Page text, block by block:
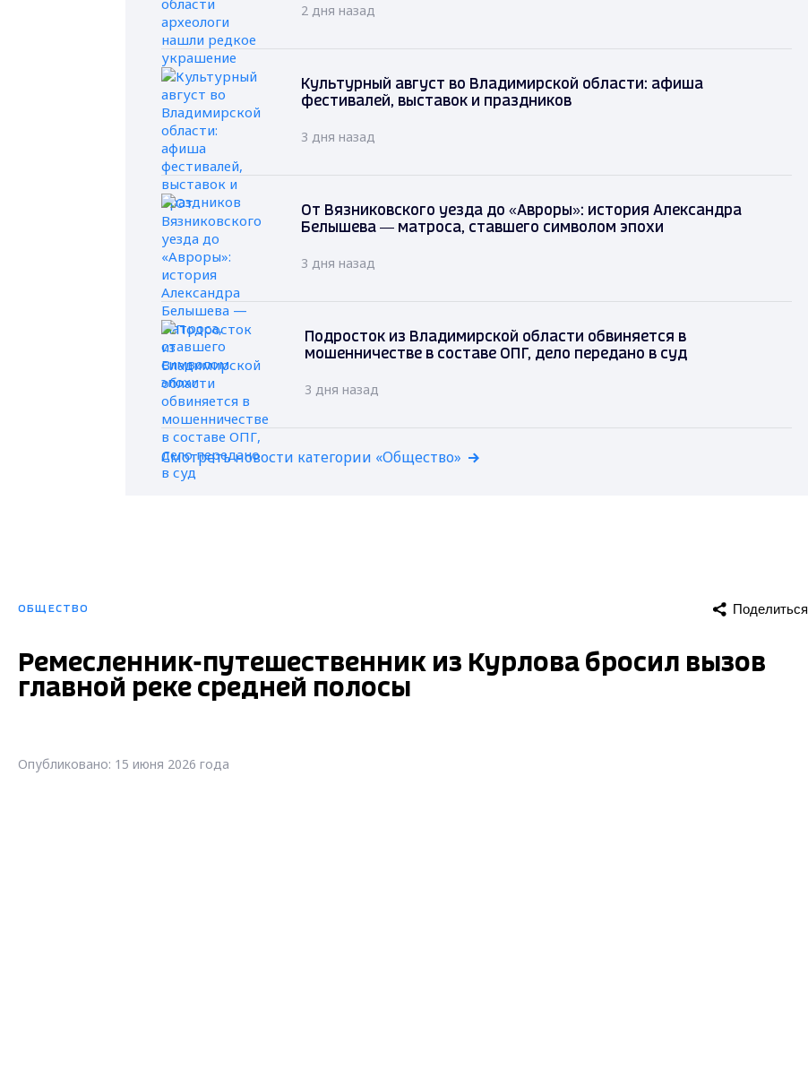
2 дня назад
Культурный август во Владимирской области: афиша
фестивалей, выставок и праздников
3 дня назад
От Вязниковского уезда до «Авроры»: история Александра
Белышева — матроса, ставшего символом эпохи
3 дня назад
Подросток из Владимирской области обвиняется в
мошенничестве в составе ОПГ, дело передано в суд
3 дня назад
Смотреть новости категории «Общество»
ОБЩЕСТВО Поделиться
Ремесленник-путешественник из Курлова бросил вызов
главной реке средней полосы
Опубликовано: 15 июня 2026 года